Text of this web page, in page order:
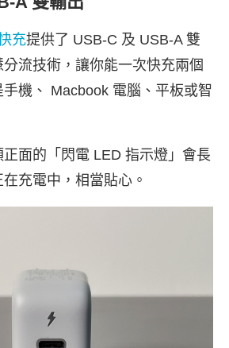
充提供了 USB-C 及 USB-A 雙
流技術，讓你能一次快充兩個
機、 Macbook 電腦、平板或智
面的「閃電 LED 指示燈」會長
充電中，相當貼心。